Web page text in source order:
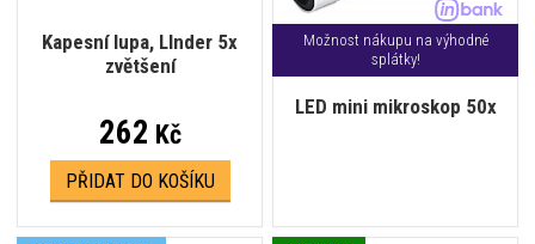
Kapesní lupa, LInder 5x
zvětšení
262 Kč
PŘIDAT DO KOŠÍKU
Možnost nákupu na výhodné
splátky!
LED mini mikroskop 50x